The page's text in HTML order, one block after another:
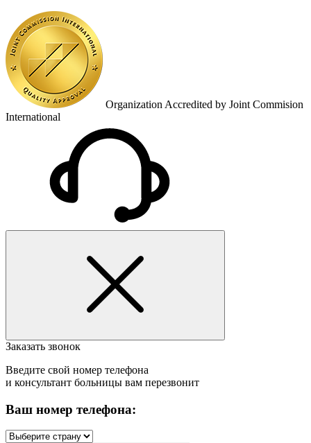
Organization Accredited by Joint Commision
International
Заказать звонок
Введите свой номер телефона
и консультант больницы вам перезвонит
Ваш номер телефона: